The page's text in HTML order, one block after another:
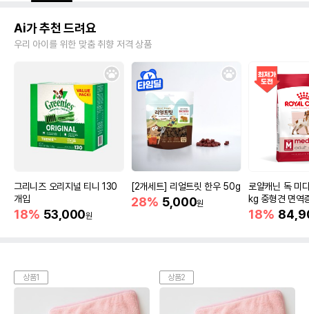
Ai가 추천 드려요
우리 아이를 위한 맞춤 취향 저격 상품
그리니즈 오리지널 티니 130
개입
18% 53,000원
[2개세트] 리얼트릿 한우 50g
28% 5,000원
로얄캐닌 독 미
kg 중형견 면역
18%
상품1 상품2